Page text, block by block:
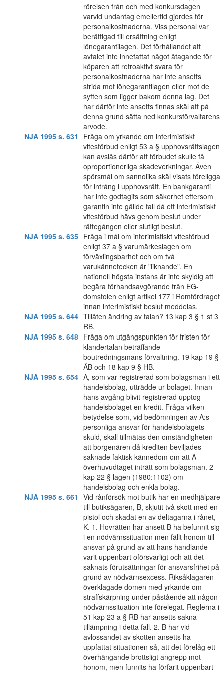
rörelsen från och med konkursdagen
varvid undantag emellertid gjordes för
personalkostnaderna. Viss personal var
berättigad till ersättning enligt
lönegarantilagen. Det förhållandet att
avtalet inte innefattat något åtagande för
köparen att retroaktivt svara för
personalkostnaderna har inte ansetts
strida mot lönegarantilagen eller mot de
syften som ligger bakom denna lag. Det
har därför inte ansetts finnas skäl att på
denna grund sätta ned konkursförvaltarens
arvode.
NJA 1995 s. 631
Fråga om yrkande om interimistiskt
vitesförbud enligt 53 a § upphovsrättslagen
kan avslås därför att förbudet skulle få
oproportionerliga skadeverkningar. Även
spörsmål om sannolika skäl visats föreligga
för intrång i upphovsrätt. En bankgaranti
har inte godtagits som säkerhet eftersom
garantin inte gällde fall då ett interimistiskt
vitesförbud hävs genom beslut under
rättegången eller slutligt beslut.
NJA 1995 s. 635 Fråga i mål om interimistiskt vitesförbud
enligt 37 a § varumärkeslagen om
förväxlingsbarhet och om två
varukännetecken är "liknande". En
nationell högsta instans är inte skyldig att
begära förhandsavgörande från EG-
domstolen enligt artikel 177 i Romfördraget
innan interimistiskt beslut meddelas.
NJA 1995 s. 644 Tillåten ändring av talan? 13 kap 3 § 1 st 3
RB.
NJA 1995 s. 648 Fråga om utgångspunkten för fristen för
klandertalan beträffande
boutredningsmans förvaltning. 19 kap 19 §
ÄB och 18 kap 9 § HB.
NJA 1995 s. 654 A, som var registrerad som bolagsman i ett
handelsbolag, utträdde ur bolaget. Innan
hans avgång blivit registrerad upptog
handelsbolaget en kredit. Fråga vilken
betydelse som, vid bedömningen av A:s
personliga ansvar för handelsbolagets
skuld, skall tillmätas den omständigheten
att borgenären då krediten beviljades
saknade faktisk kännedom om att A
överhuvudtaget inträtt som bolagsman. 2
kap 22 § lagen (1980:1102) om
handelsbolag och enkla bolag.
NJA 1995 s. 661 Vid rånförsök mot butik har en medhjälpare
till butiksägaren, B, skjutit två skott med en
pistol och skadat en av deltagarna i rånet,
K. 1. Hovrätten har ansett B ha befunnit sig
i en nödvärnssituation men fällt honom till
ansvar på grund av att hans handlande
varit uppenbart oförsvarligt och att det
saknats förutsättningar för ansvarsfrihet på
grund av nödvärnsexcess. Riksåklagaren
överklagade domen med yrkande om
straffskärpning under påstående att någon
nödvärnssituation inte förelegat. Reglerna i
51 kap 23 a § RB har ansetts sakna
tillämpning i detta fall. 2. B har vid
avlossandet av skotten ansetts ha
uppfattat situationen så, att det förelåg ett
överhängande brottsligt angrepp mot
honom, men funnits ha förfarit uppenbart